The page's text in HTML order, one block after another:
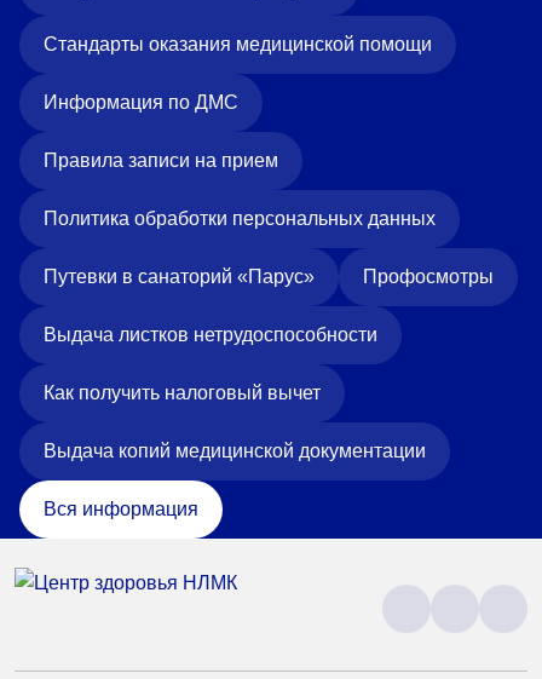
+7 (4742) 55-55-43
Санаторий-профилакторий
399000, г. Липецк, Плехановское лесничество,
Ленинский лесхоз, квартал 67
08:00–16:45
Пятница
перерыв 12:00–12:30
Администратор
+7 (4742) 72-73-31
Стандарты оказания медицинской помощи
Информация по ДМС
Правила записи на прием
Политика обработки персональных данных
Путевки в санаторий «Парус» Профосмотры
Выдача листков нетрудоспособности
Как получить налоговый вычет
Выдача копий медицинской документации
Вся информация